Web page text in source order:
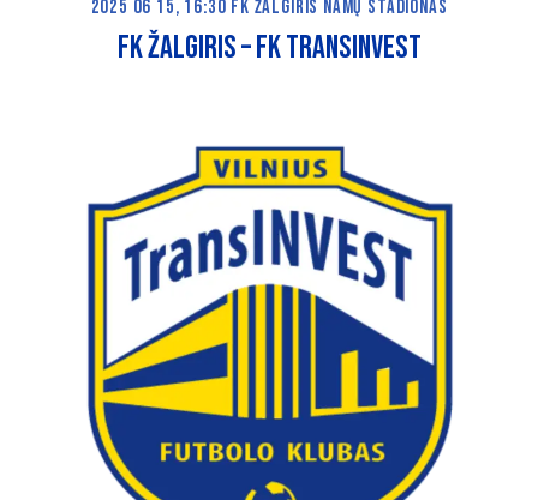
2025 06 15, 16:30 FK ŽALGIRIS NAMŲ STADIONAS
fk žalgiris – FK transinvest